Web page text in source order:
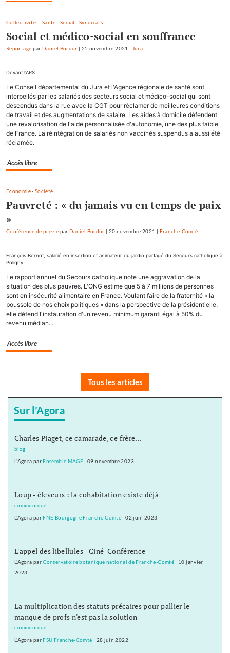
Collectivités - Santé - Social - Syndicats
Social et médico-social en souffrance
Reportage parDaniel Bordür | 25 novembre 2021 | Jura
Devant l'ARS
Le Conseil départemental du Jura et l'Agence régionale de santé sont
interpellés par les salariés des secteurs social et médico-social qui sont
descendus dans la rue avec la CGT pour réclamer de meilleures conditions
de travail et des augmentations de salaire. Les aides à domicile défendent
une revalorisation de l'aide personnalisée d'autonomie, une des plus faible
de France. La réintégration de salariés non vaccinés suspendus a aussi été
réclamée.
Accès libre
Economie- Société
Pauvreté : « du jamais vu en temps de paix
»
Conférence de presse parDaniel Bordür | 20 novembre 2021 | Franche-Comté
François Bernot, salarié en insertion et animateur du jardin partagé du Secours catholique à
Poligny
Le rapport annuel du Secours catholique note une aggravation de la
situation des plus pauvres. L'ONG estime que 5 à 7 millions de personnes
sont en insécurité alimentaire en France. Voulant faire de la fraternité « la
boussole de nos choix politiques » dans la perspective de la présidentielle,
elle défend l'instauration d'un revenu minimum garanti égal à 50% du
revenu médian...
Accès libre
Tous les articles
Sur l’Agora
Charles Piaget, ce camarade, ce frère...
blog
L'Agora parEnsemble MAGE |09 novembre 2023
Loup - éleveurs : la cohabitation existe déjà
communiqué
L'Agora parFNE Bourgogne Franche-Comté |02 juin 2023
L'appel des libellules - Ciné-Conférence
L'Agora parConservatoire botanique national de Franche-Comté| 10 janvier
2023
La multiplication des statuts précaires pour pallier le
manque de profs n'est pas la solution
communiqué
L'Agora parFSU Franche-Comté | 28 juin 2022